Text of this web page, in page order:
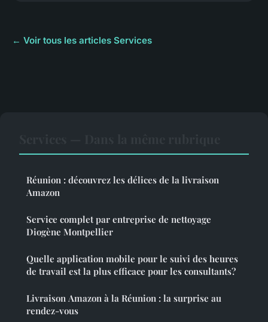
← Voir tous les articles Services
Réunion : découvrez les délices de la livraison
Amazon
Service complet par entreprise de nettoyage
Diogène Montpellier
Quelle application mobile pour le suivi des heures
de travail est la plus efficace pour les consultants?
Livraison Amazon à la Réunion : la surprise au
rendez-vous